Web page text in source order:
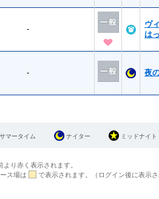
-
ヴ
は
- 夜
サマータイム ナイター ミッドナイト
り赤く表示されます。
ス場は
で表示されます。（ログイン後に表示